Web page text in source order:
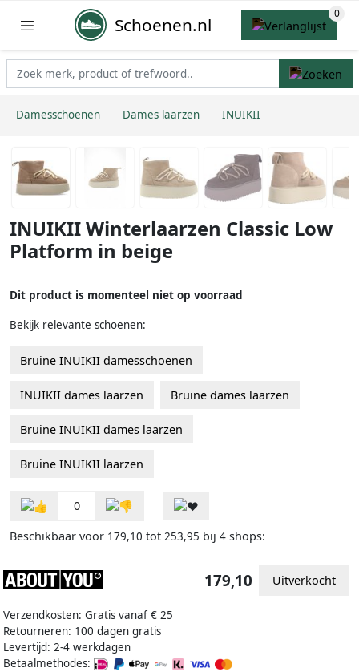
Schoenen.nl
Damesschoenen Dames laarzen INUIKII
INUIKII Winterlaarzen Classic Low
Platform in beige
Dit product is momenteel niet op voorraad
Bekijk relevante schoenen:
Bruine INUIKII damesschoenen
INUIKII dames laarzen Bruine dames laarzen
Bruine INUIKII dames laarzen
Bruine INUIKII laarzen
0
Beschikbaar voor 179,10 tot 253,95 bij 4 shops:
Verzendkosten: Gratis vanaf € 25
Retourneren: 100 dagen gratis
Levertijd: 2-4 werkdagen
Betaalmethodes:
179,10 Uitverkocht